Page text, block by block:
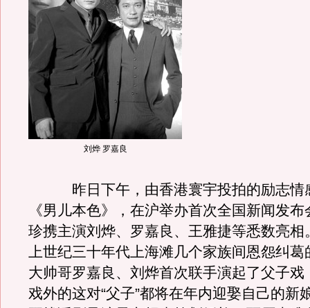
刘烨 罗嘉良
昨日下午，由香港寰宇投拍的励志情
《男儿本色》，在沪举办首次全国新闻发
珍携主演刘烨、罗嘉良、王雅捷等悉数亮相
上世纪三十年代上海滩几个家族间恩怨纠葛
大帅哥罗嘉良、刘烨首次联手演起了父子戏
戏外的这对“父子”都将在年内迎娶自己的新